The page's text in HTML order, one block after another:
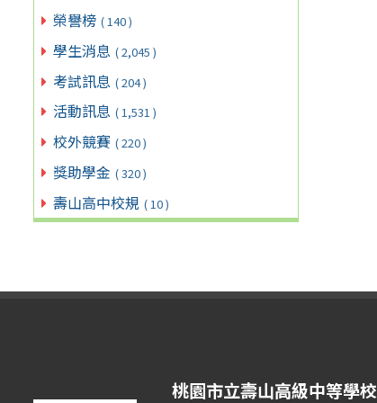
榮譽榜 ( 140 )
學生消息 ( 2,045 )
考試訊息 ( 204 )
活動訊息 ( 1,531 )
校外競賽 ( 220 )
獎助學金 ( 320 )
壽山高中校規 ( 10 )
桃園市立壽山高級中等學校